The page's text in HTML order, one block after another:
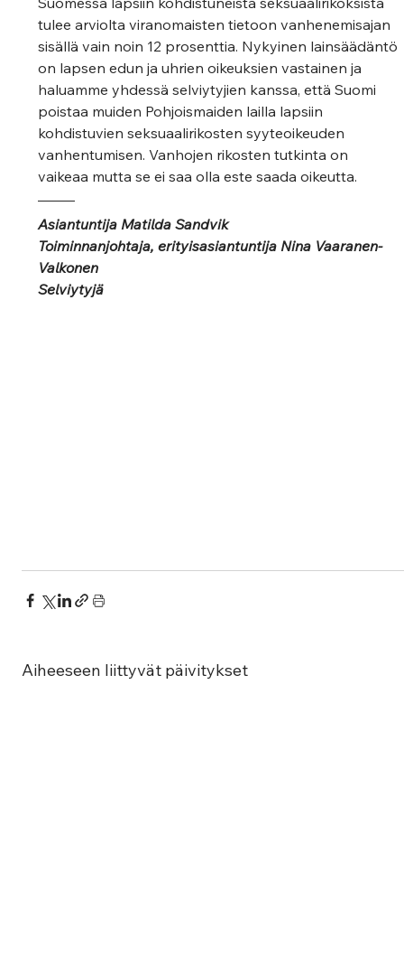
tulee arviolta viranomaisten tietoon vanhenemisajan
sisällä vain noin 12 prosenttia. Nykyinen lainsäädäntö
on lapsen edun ja uhrien oikeuksien vastainen ja
haluamme yhdessä selviytyjien kanssa, että Suomi
poistaa muiden Pohjoismaiden lailla lapsiin
kohdistuvien seksuaalirikosten syyteoikeuden
vanhentumisen. Vanhojen rikosten tutkinta on
vaikeaa mutta se ei saa olla este saada oikeutta.
Asiantuntija Matilda Sandvik
Toiminnanjohtaja, erityisasiantuntija Nina Vaaranen-
Valkonen
Selviytyjä
Aiheeseen liittyvät päivitykset